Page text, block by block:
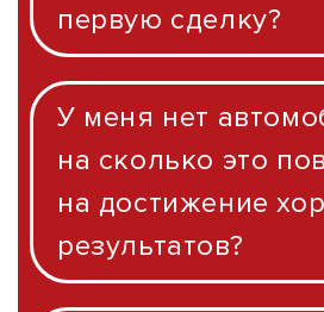
первую сделку?
У меня нет
на сколько это
на достижение
результатов?